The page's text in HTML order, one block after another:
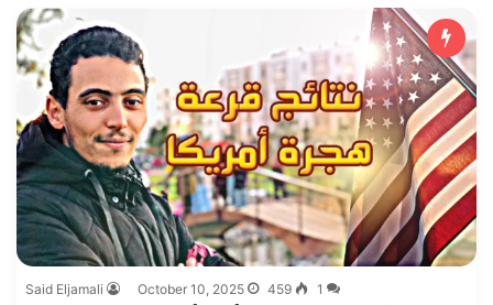
Said Eljamali October 10, 2025 1
459